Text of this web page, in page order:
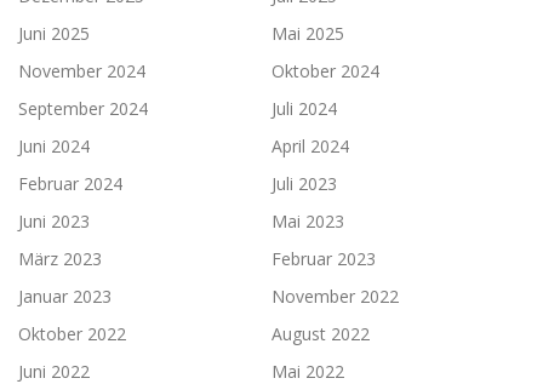
Juni 2025
Mai 2025
November 2024
Oktober 2024
September 2024
Juli 2024
Juni 2024
April 2024
Februar 2024
Juli 2023
Juni 2023
Mai 2023
März 2023
Februar 2023
Januar 2023
November 2022
Oktober 2022
August 2022
Juni 2022
Mai 2022